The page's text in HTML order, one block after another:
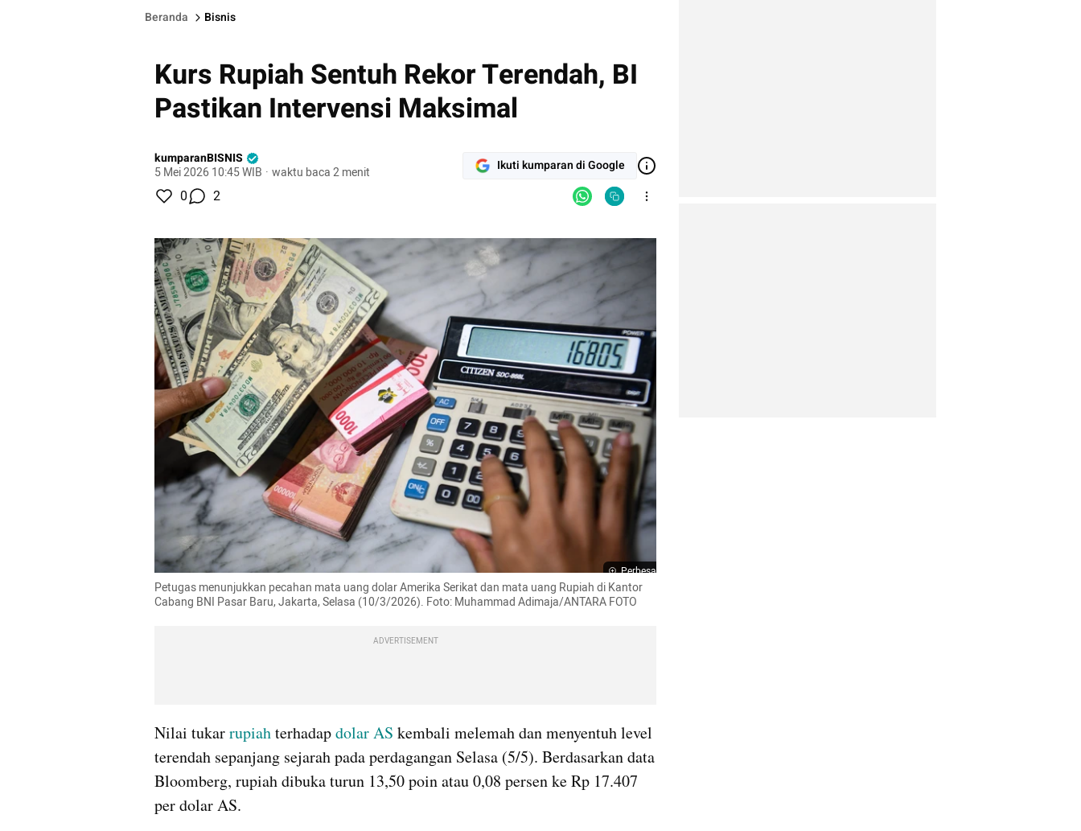
Beranda Bisnis
Kurs Rupiah Sentuh Rekor Terendah, BI
Pastikan Intervensi Maksimal
kumparanBISNIS
5 Mei 2026 10:45 WIB · waktu baca 2 menit Ikuti kumparan di Google
0 2
Perbesar
Petugas menunjukkan pecahan mata uang dolar Amerika Serikat dan mata uang Rupiah di Kantor
Cabang BNI Pasar Baru, Jakarta, Selasa (10/3/2026). Foto: Muhammad Adimaja/ANTARA FOTO
ADVERTISEMENT
Nilai tukar rupiah terhadap dolar AS kembali melemah dan menyentuh level
terendah sepanjang sejarah pada perdagangan Selasa (5/5). Berdasarkan data
Bloomberg, rupiah dibuka turun 13,50 poin atau 0,08 persen ke Rp 17.407
per dolar AS.